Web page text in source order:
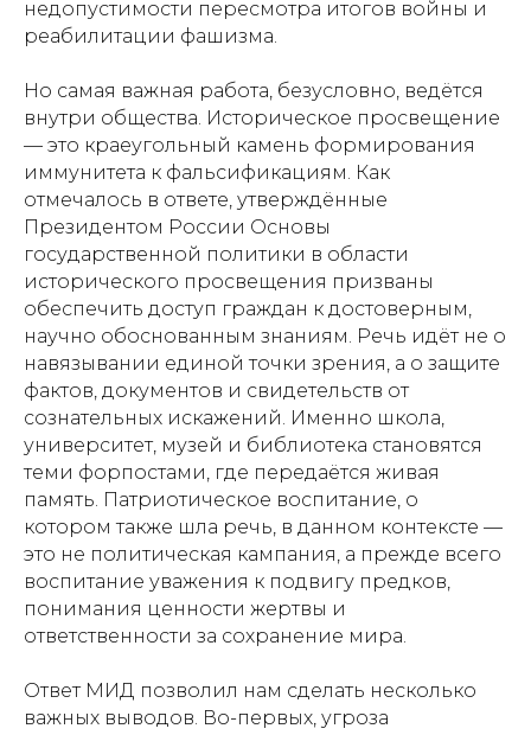
недопустимости пересмотра итогов войны и
реабилитации фашизма.
Но самая важная работа, безусловно, ведётся
внутри общества. Историческое просвещение
— это краеугольный камень формирования
иммунитета к фальсификациям. Как
отмечалось в ответе, утверждённые
Президентом России Основы
государственной политики в области
исторического просвещения призваны
обеспечить доступ граждан к достоверным,
научно обоснованным знаниям. Речь идёт не о
навязывании единой точки зрения, а о защите
фактов, документов и свидетельств от
сознательных искажений. Именно школа,
университет, музей и библиотека становятся
теми форпостами, где передаётся живая
память. Патриотическое воспитание, о
котором также шла речь, в данном контексте —
это не политическая кампания, а прежде всего
воспитание уважения к подвигу предков,
понимания ценности жертвы и
ответственности за сохранение мира.
Ответ МИД позволил нам сделать несколько
важных выводов. Во-первых, угроза